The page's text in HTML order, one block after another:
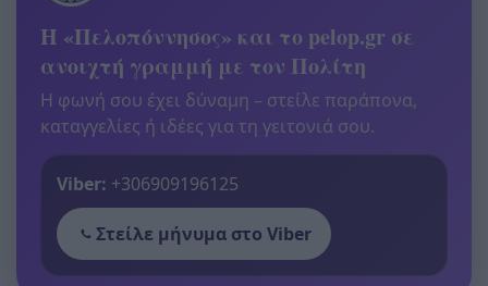
Η «Πελοπόννησος» και το pelop.gr σε
ανοιχτή γραμμή με τον Πολίτη
Η φωνή σου έχει δύναμη – στείλε παράπονα,
καταγγελίες ή ιδέες για τη γειτονιά σου.
Viber: +306909196125
Στείλε μήνυμα στο Viber